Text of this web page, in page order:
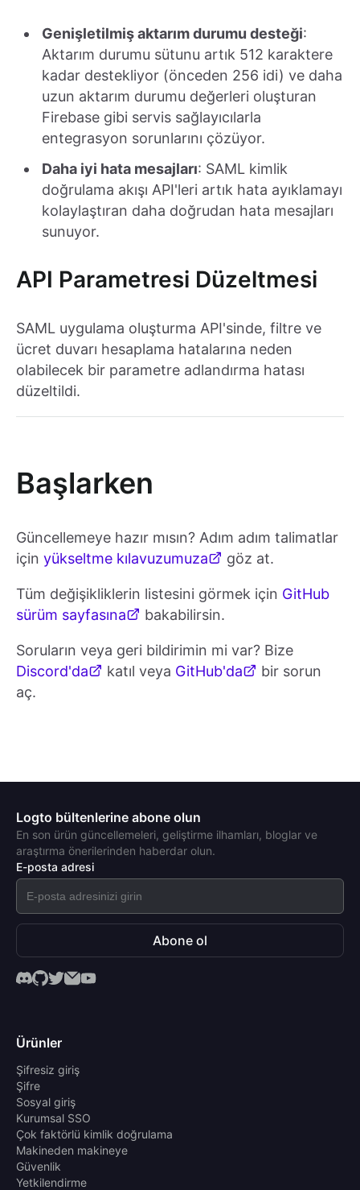
Genişletilmiş aktarım durumu desteği:
Aktarım durumu sütunu artık 512 karaktere
kadar destekliyor (önceden 256 idi) ve daha
uzun aktarım durumu değerleri oluşturan
Firebase gibi servis sağlayıcılarla
entegrasyon sorunlarını çözüyor.
Daha iyi hata mesajları: SAML kimlik
doğrulama akışı API'leri artık hata ayıklamayı
kolaylaştıran daha doğrudan hata mesajları
sunuyor.
API Parametresi Düzeltmesi
SAML uygulama oluşturma API'sinde, filtre ve
ücret duvarı hesaplama hatalarına neden
olabilecek bir parametre adlandırma hatası
düzeltildi.
Başlarken
Güncellemeye hazır mısın? Adım adım talimatlar
için yükseltme kılavuzumuza göz at.
Tüm değişikliklerin listesini görmek için GitHub
sürüm sayfasına
bakabilirsin.
Soruların veya geri bildirimin mi var? Bize
Discord'da
katıl veya GitHub'da
bir sorun
aç.
Logto bültenlerine abone olun
En son ürün güncellemeleri, geliştirme ilhamları, bloglar ve
araştırma önerilerinden haberdar olun.
E-posta adresi
Abone ol
Ürünler
Şifresiz giriş
Şifre
Sosyal giriş
Kurumsal SSO
Çok faktörlü kimlik doğrulama
Makineden makineye
Güvenlik
Yetkilendirme